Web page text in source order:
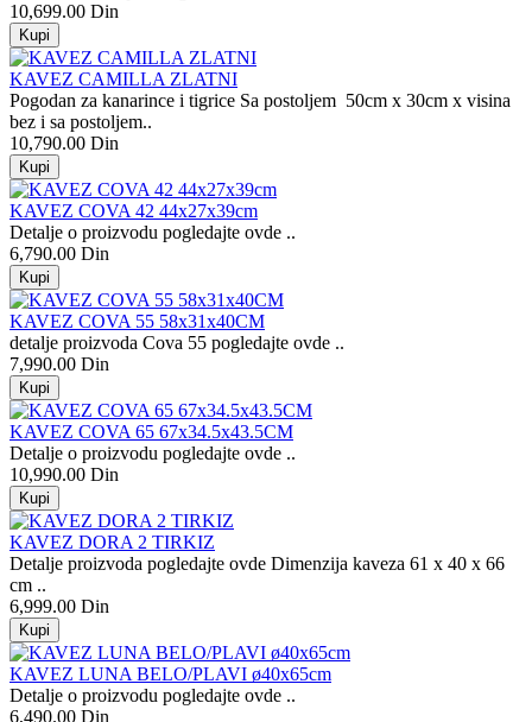
10,699.00 Din
KAVEZ CAMILLA ZLATNI
Pogodan za kanarince i tigrice Sa postoljem 50cm x 30cm x visina
bez i sa postoljem..
10,790.00 Din
KAVEZ COVA 42 44x27x39cm
Detalje o proizvodu pogledajte ovde ..
6,790.00 Din
KAVEZ COVA 55 58x31x40CM
detalje proizvoda Cova 55 pogledajte ovde ..
7,990.00 Din
KAVEZ COVA 65 67x34.5x43.5CM
Detalje o proizvodu pogledajte ovde ..
10,990.00 Din
KAVEZ DORA 2 TIRKIZ
Detalje proizvoda pogledajte ovde Dimenzija kaveza 61 x 40 x 66
cm ..
6,999.00 Din
KAVEZ LUNA BELO/PLAVI ø40x65cm
Detalje o proizvodu pogledajte ovde ..
6,490.00 Din